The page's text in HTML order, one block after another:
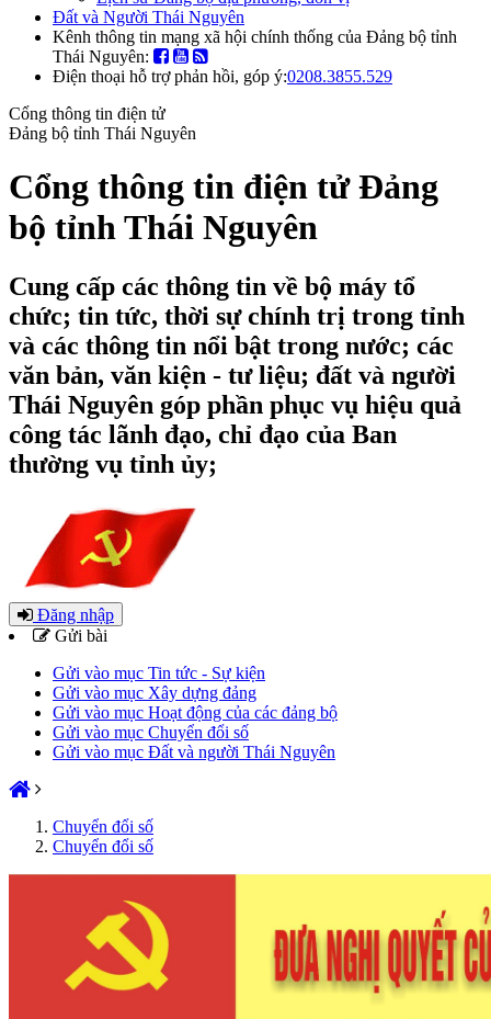
Đất và Người Thái Nguyên
Kênh thông tin mạng xã hội chính thống của Đảng bộ tỉnh
Thái Nguyên:
Điện thoại hỗ trợ phản hồi, góp ý:0208.3855.529
Cổng thông tin điện tử
Đảng bộ tỉnh Thái Nguyên
Cổng thông tin điện tử Đảng
bộ tỉnh Thái Nguyên
Cung cấp các thông tin về bộ máy tổ
chức; tin tức, thời sự chính trị trong tỉnh
và các thông tin nổi bật trong nước; các
văn bản, văn kiện - tư liệu; đất và người
Thái Nguyên góp phần phục vụ hiệu quả
công tác lãnh đạo, chỉ đạo của Ban
thường vụ tỉnh ủy;
Đăng nhập
Gửi bài
Gửi vào mục Tin tức - Sự kiện
Gửi vào mục Xây dựng đảng
Gửi vào mục Hoạt động của các đảng bộ
Gửi vào mục Chuyển đổi số
Gửi vào mục Đất và người Thái Nguyên
Chuyển đổi số
Chuyển đổi số